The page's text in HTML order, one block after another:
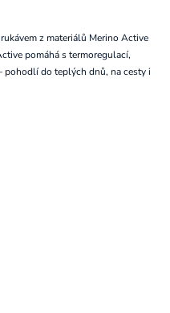
z materiálů Merino Active
pomáhá s termoregulací,
pohodlí do teplých dnů, na cesty i